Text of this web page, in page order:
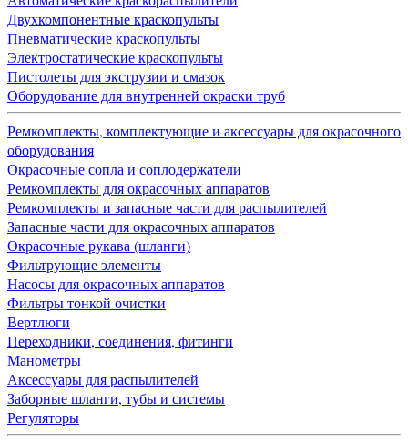
Двухкомпонентные краскопульты
Пневматические краскопульты
Электростатические краскопульты
Пистолеты для экструзии и смазок
Оборудование для внутренней окраски труб
Ремкомплекты, комплектующие и аксессуары для окрасочного
оборудования
Окрасочные сопла и соплодержатели
Ремкомплекты для окрасочных аппаратов
Ремкомплекты и запасные части для распылителей
Запасные части для окрасочных аппаратов
Окрасочные рукава (шланги)
Фильтрующие элементы
Насосы для окрасочных аппаратов
Фильтры тонкой очистки
Вертлюги
Переходники, соединения, фитинги
Манометры
Аксессуары для распылителей
Заборные шланги, тубы и системы
Регуляторы